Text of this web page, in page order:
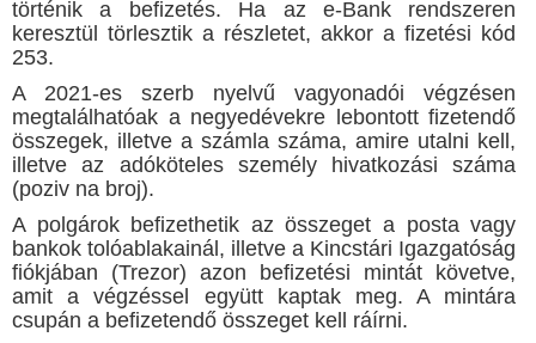
történik a befizetés. Ha az e-Bank rendszeren
keresztül törlesztik a részletet, akkor a fizetési kód
253.
A 2021-es szerb nyelvű vagyonadói végzésen
megtalálhatóak a negyedévekre lebontott fizetendő
összegek, illetve a számla száma, amire utalni kell,
illetve az adóköteles személy hivatkozási száma
(poziv na broj).
A polgárok befizethetik az összeget a posta vagy
bankok tolóablakainál, illetve a Kincstári Igazgatóság
fiókjában (Trezor) azon befizetési mintát követve,
amit a végzéssel együtt kaptak meg. A mintára
csupán a befizetendő összeget kell ráírni.